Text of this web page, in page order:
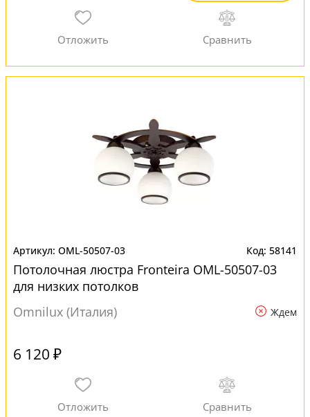
OML-50507-03 58141
Потолочная люстра Fronteira OML-50507-03
для низких потолков
Omnilux (Италия)
Ждем
6 120 ₽